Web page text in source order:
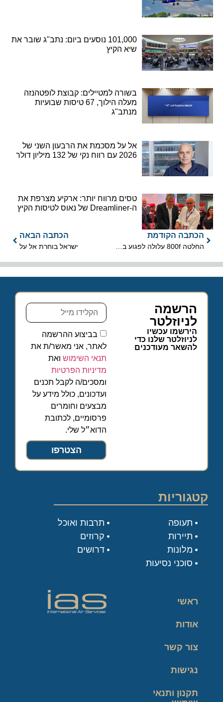
101,000 נוסעים ביום: נתב"ג שובר את
שיא הקיץ
בשורה למטיילים: קבוצת לופטהנזה
מעלה הילוך, 67 טיסות שבועיות
מנתב"ג
אל על מסכמת את הרבעון השני של
2026 עם רווח נקי של 132 מיליון דולר
טסים מרווח יותר: ארקיע מצרפת את
ה-Dreamliner של נאוס לטיסות הקיץ
הכתבה הקודמת הכתבה הבאה
ישראל בוחרת אל על
הרשמה
לניוזלטר
הירשמו עכשיו
לניוזלטר שלנו כדי
להשאר מעודכנים
בביצוע ההרשמה
לאתר, אני מאשר/ת את
תנאי השימוש ואת
מדיניות הפרטיות
ומסכים/ה לקבל תכנים
ועדכונים, כולל מידע על
מבצעים וחומרים
פרסומיים, לכתובת
הדוא״ל שלי.
הצטרפו
קטגוריות
תעופה
תיירות
מלונות
סוכני נסיעות
תרבות ואוכל
קרוזים
דרושים
ראשי
אודות
צור קשר
נגישות
תקנון ותנאי